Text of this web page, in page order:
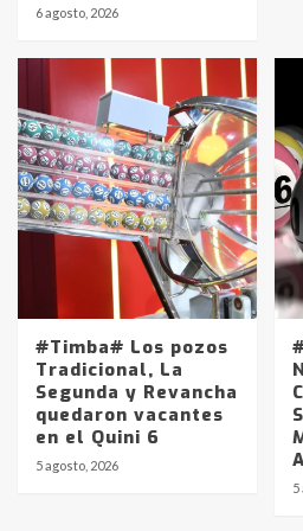
6 agosto, 2026
#Timba# Los pozos
Tradicional, La
Segunda y Revancha
quedaron vacantes
en el Quini 6
5 agosto, 2026
5
Identidad de los
pampeanos que